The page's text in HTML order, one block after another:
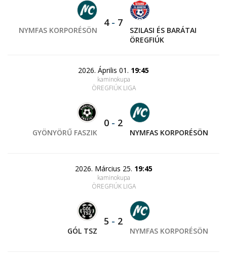
NYMFAS KORPORÉSÖN
4- 7
SZILASI ÉS BARÁTAI
ÖREGFIÚK
2026. Április 01. 19:45
kaminokupa
ÖREGFIÚK LIGA
GYÖNYÖRŰ FASZIK
0 - 2
NYMFAS KORPORÉSÖN
2026. Március 25. 19:45
kaminokupa
ÖREGFIÚK LIGA
GÓL TSZ
5 - 2
NYMFAS KORPORÉSÖN